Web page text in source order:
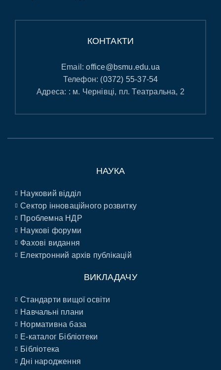
КОНТАКТИ
Email:office@bsmu.edu.ua
Телефон: (0372) 55-37-54
Адреса: : м. Чернівці, пл. Театральна, 2
НАУКА
Науковий відділ
Сектор інноваційного розвитку
Проблемна НДР
Наукові форуми
Фахові видання
Електронний архів публікацій
ВИКЛАДАЧУ
Стандарти вищої освіти
Навчальні плани
Нормативна база
E-каталог Бібліотеки
Бібліотека
Дні народження